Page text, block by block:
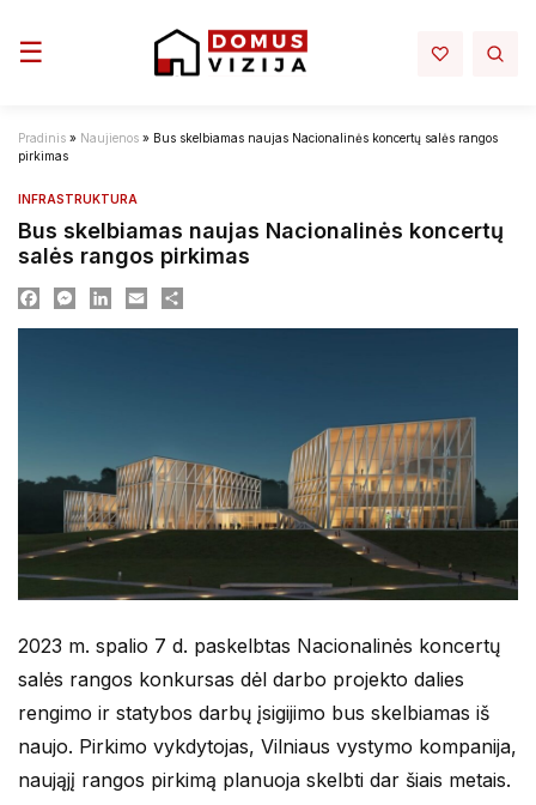
Toggle navigation
☰
Pradinis » Naujienos » Bus skelbiamas naujas Nacionalinės koncertų salės rangos
pirkimas
INFRASTRUKTURA
Bus skelbiamas naujas Nacionalinės koncertų
salės rangos pirkimas
FacebookMessenger
LinkedIn
Email
2023 m. spalio 7 d. paskelbtas Nacionalinės koncertų
salės rangos konkursas dėl darbo projekto dalies
rengimo ir statybos darbų įsigijimo bus skelbiamas iš
naujo. Pirkimo vykdytojas, Vilniaus vystymo kompanija,
naująjį rangos pirkimą planuoja skelbti dar šiais metais.